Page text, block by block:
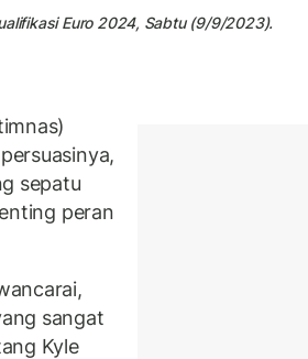
Euro 2024, Sabtu (9/9/2023).
sepatu
peran
sangat
Kyle